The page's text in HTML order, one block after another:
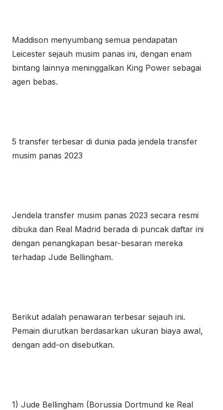
Maddison menyumbang semua pendapatan
Leicester sejauh musim panas ini, dengan enam
bintang lainnya meninggalkan King Power sebagai
agen bebas.
5 transfer terbesar di dunia pada jendela transfer
musim panas 2023
Jendela transfer musim panas 2023 secara resmi
dibuka dan Real Madrid berada di puncak daftar ini
dengan penangkapan besar-besaran mereka
terhadap Jude Bellingham.
Berikut adalah penawaran terbesar sejauh ini.
Pemain diurutkan berdasarkan ukuran biaya awal,
dengan add-on disebutkan.
1) Jude Bellingham (Borussia Dortmund ke Real